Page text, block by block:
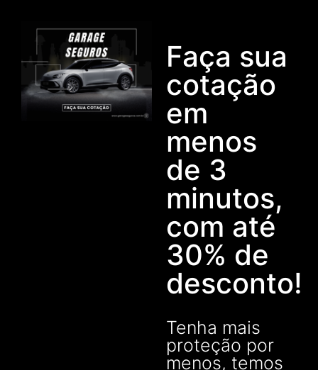
Faça sua
cotação
em
menos
de 3
minutos,
com até
30% de
desconto!
Tenha mais
proteção por
menos, temos